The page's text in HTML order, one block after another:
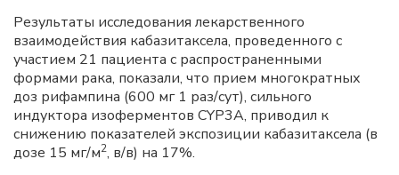
Результаты исследования лекарственного
взаимодействия кабазитаксела, проведенного с
участием 21 пациента с распространенными
формами рака, показали, что прием многократных
доз рифампина (600 мг 1 раз/сут), сильного
индуктора изоферментов CYP3A, приводил к
снижению показателей экспозиции кабазитаксела (в
дозе 15 мг/м2, в/в) на 17%.